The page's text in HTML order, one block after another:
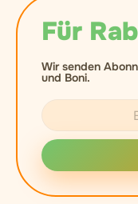
Für
Wir senden
und Boni.